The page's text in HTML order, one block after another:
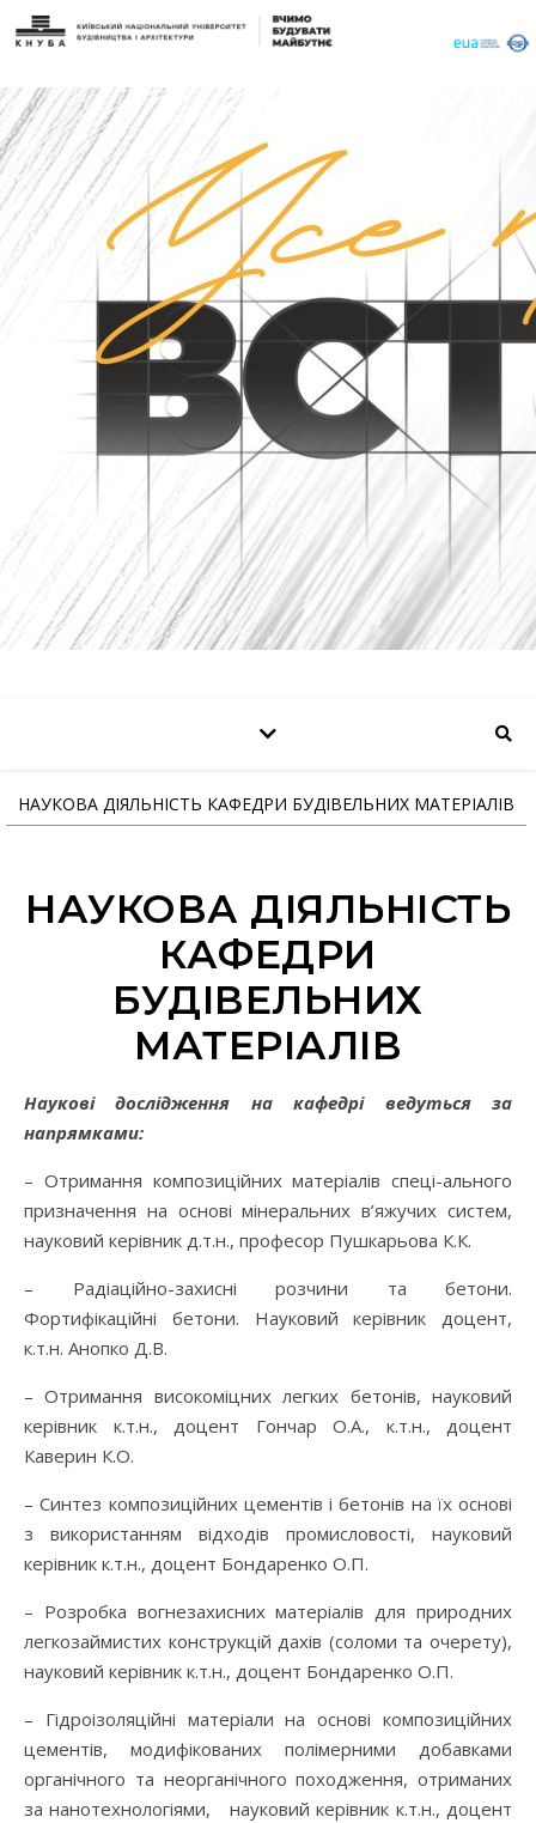
НАУКОВА ДІЯЛЬНІСТЬ КАФЕДРИ БУДІВЕЛЬНИХ МАТЕРІАЛІВ
НАУКОВА ДІЯЛЬНІСТЬ
КАФЕДРИ
БУДІВЕЛЬНИХ
МАТЕРІАЛІВ
Наукові дослідження на кафедрі ведуться за
напрямками:
– Отримання композиційних матеріалів спеці-ального
призначення на основі мінеральних в’яжучих систем,
науковий керівник д.т.н., професор Пушкарьова К.К.
– Радіаційно-захисні розчини та бетони.
Фортифікаційні бетони. Науковий керівник доцент,
к.т.н. Анопко Д.В.
– Отримання високоміцних легких бетонів, науковий
керівник к.т.н., доцент Гончар О.А., к.т.н., доцент
Каверин К.О.
– Синтез композиційних цементів і бетонів на їх основі
з використанням відходів промисловості, науковий
керівник к.т.н., доцент Бондаренко О.П.
– Розробка вогнезахисних матеріалів для природних
легкозаймистих конструкцій дахів (соломи та очерету),
науковий керівник к.т.н., доцент Бондаренко О.П.
– Гідроізоляційні матеріали на основі композиційних
цементів, модифікованих полімерними добавками
органічного та неорганічного походження, отриманих
за нанотехнологіями, науковий керівник к.т.н., доцент